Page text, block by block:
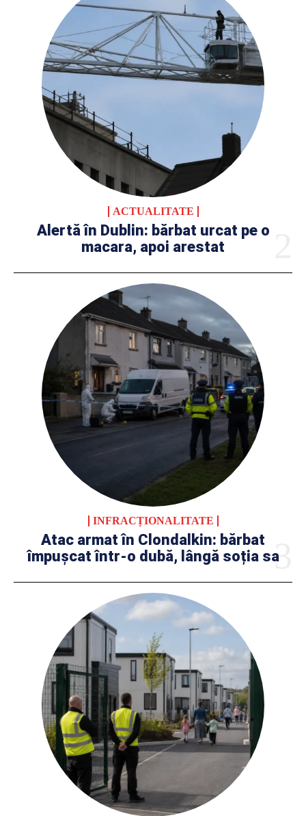
ACTUALITATE
Alertă în Dublin: bărbat urcat pe o
macara, apoi arestat
INFRACȚIONALITATE
Atac armat în Clondalkin: bărbat
împușcat într-o dubă, lângă soția sa